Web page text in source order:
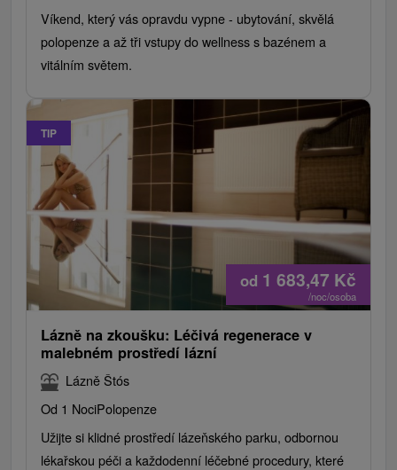
Víkend, který vás opravdu vypne - ubytování, skvělá
polopenze a až tři vstupy do wellness s bazénem a
vitálním světem.
TIP
od 1 683,47 Kč
/noc/osoba
Lázně na zkoušku: Léčivá regenerace v
malebném prostředí lázní
Lázně Štós
Od 1 NociPolopenze
Užijte si klidné prostředí lázeňského parku, odbornou
lékařskou péči a každodenní léčebné procedury, které